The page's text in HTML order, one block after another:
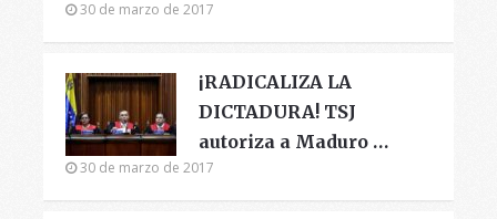
30 de marzo de 2017
¡RADICALIZA LA
DICTADURA! TSJ
autoriza a Maduro …
30 de marzo de 2017